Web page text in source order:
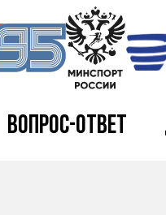
Вопрос-ответ